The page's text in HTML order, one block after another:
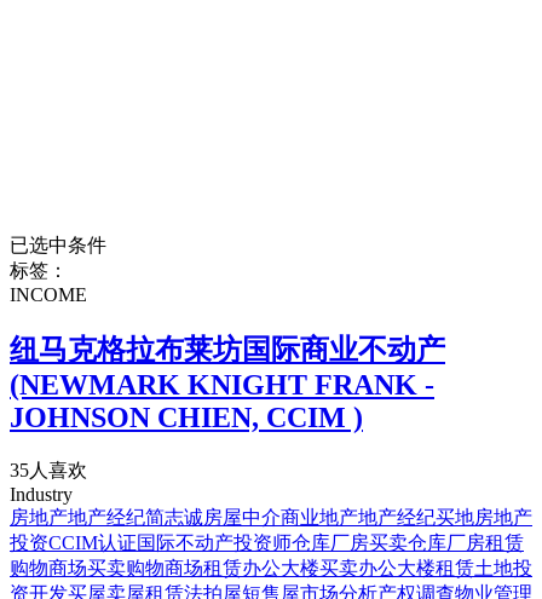
已选中条件
标签：
INCOME
纽马克格拉布莱坊国际商业不动产
(NEWMARK KNIGHT FRANK -
JOHNSON CHIEN, CCIM )
35人喜欢
Industry
房地产地产经纪简志诚房屋中介商业地产地产经纪买地房地产
投资CCIM认证国际不动产投资师仓库厂房买卖仓库厂房租赁
购物商场买卖购物商场租赁办公大楼买卖办公大楼租赁土地投
资开发买屋卖屋租赁法拍屋短售屋市场分析产权调查物业管理